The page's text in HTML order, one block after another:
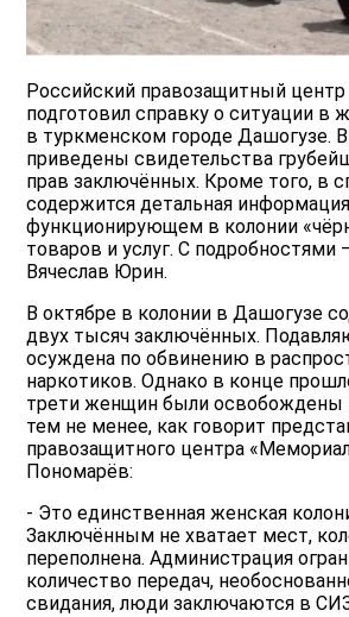
Российский правозащитный
подготовил справку о ситуации в
в туркменском городе Дашогузе.
приведены свидетельства
прав заключённых. Кроме того, в
содержится детальная
функционирующем в колонии
товаров и услуг. С подробностями
Вячеслав Юрин.
В октябре в колонии в Дашогузе
двух тысяч заключённых.
осуждена по обвинению в
наркотиков. Однако в конце
трети женщин были освобождены
тем не менее, как говорит
правозащитного центра
Пономарёв:
- Это единственная женская
Заключённым не хватает мест,
переполнена. Администрация
количество передач,
свидания, люди заключаются в